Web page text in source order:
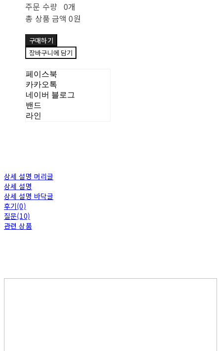
주문 수량 0개
총 상품 금액 0원
구매하기
장바구니에 담기
페이스북
카카오톡
네이버 블로그
밴드
라인
상세 설명 머리글
상세 설명
상세 설명 바닥글
후기(0)
질문(10)
관련 상품